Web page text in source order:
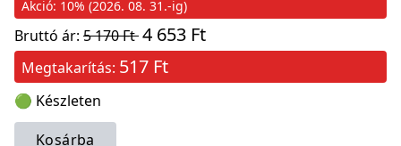
Akció: 10% (2026. 08. 31.-ig)
Bruttó ár: 5 170 Ft4 653 Ft
Megtakarítás: 517 Ft
🟢 Készleten
Kosárba